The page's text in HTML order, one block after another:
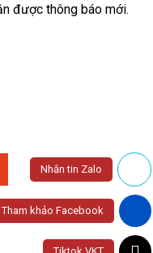
được thông báo mới.
Nhắn tin Zalo
Tham khảo Facebook